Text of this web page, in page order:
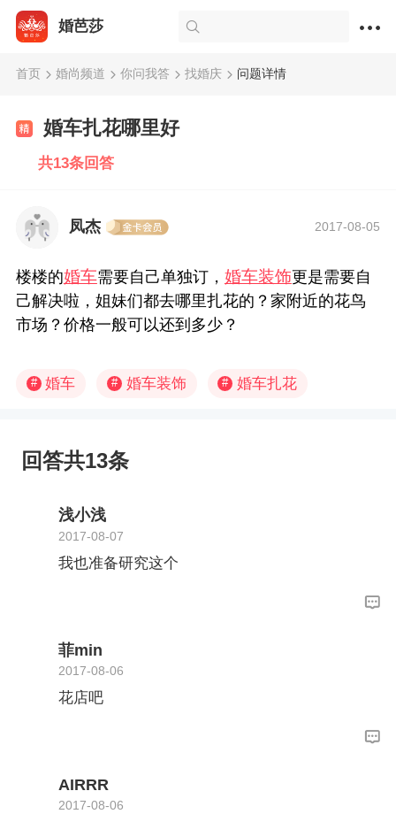
婚芭莎
首页 婚尚频道 你问我答 找婚庆 问题详情
婚车扎花哪里好
共13条回答
凤杰 2017-08-05
楼楼的婚车需要自己单独订， 婚车装饰更是需要自
己解决啦，姐妹们都去哪里扎花的？家附近的花鸟
市场？价格一般可以还到多少？
# 婚车 # 婚车装饰 # 婚车扎花
回答共13条
浅小浅
2017-08-07
我也准备研究这个
菲min
2017-08-06
花店吧
AIRRR
2017-08-06